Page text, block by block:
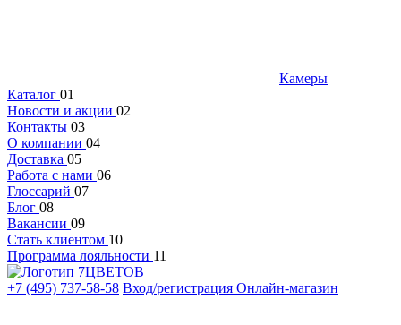
Камеры
Каталог 01
Новости и акции 02
Контакты 03
О компании 04
Доставка 05
Работа с нами 06
Глоссарий 07
Блог 08
Вакансии 09
Стать клиентом 10
Программа лояльности 11
+7 (495) 737-58-58 Вход/регистрация Онлайн-магазин